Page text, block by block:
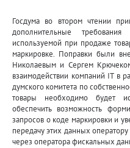
Госдума во втором чтении
дополнительные
используемой при продаже
маркировке. Поправки были
Николаевым и Сергем
взаимодействии компаний IT в
думского комитета по
товары необходимо будет
обеспечить возможность
запросов о коде маркировки и
передачу этих данных
через оператора фискальных